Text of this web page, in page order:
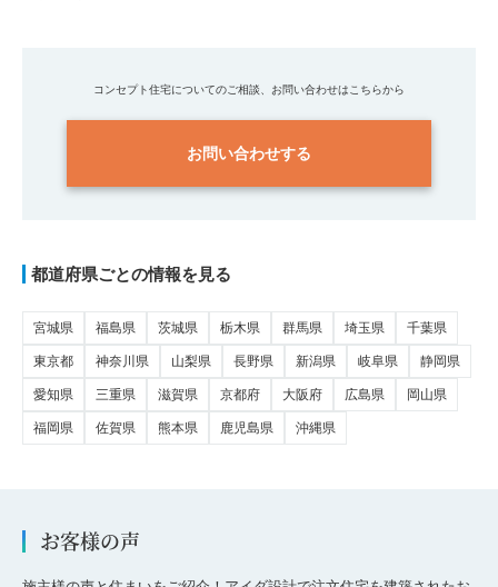
コンセプト住宅についてのご相談、お問い合わせはこちらから
お問い合わせする
都道府県ごとの情報を見る
宮城県 福島県 茨城県 栃木県 群馬県 埼玉県 千葉県
東京都 神奈川県 山梨県 長野県 新潟県 岐阜県 静岡県
愛知県 三重県 滋賀県 京都府 大阪府 広島県 岡山県
福岡県 佐賀県 熊本県 鹿児島県 沖縄県
お客様の声